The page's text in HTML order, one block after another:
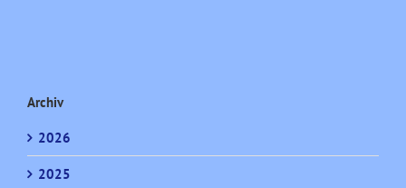
Archiv
2026
2025